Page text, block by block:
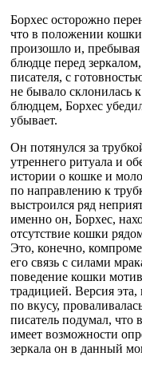
Борхес осторожно
что в положении
произошло и,
блюдце перед
писателя, с
не бывало склонилась
блюдцем, Борхес
убывает.
Он потянулся за
утреннего ритуала и
истории о кошке и
по направлению к
выстроился ряд
именно он, Борхес,
отсутствие кошки
Это, конечно,
его связь с силами
поведение кошки
традицией. Версия
по вкусу,
писатель подумал, что
имеет возможности
зеркала он в данный